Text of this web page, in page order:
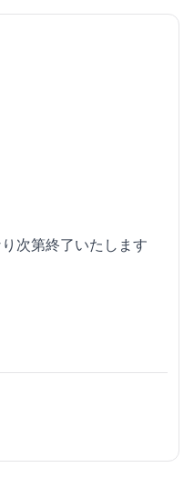
次第終了いたします